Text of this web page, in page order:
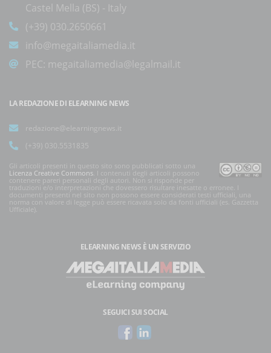
Castel Mella (BS) - Italy
(+39) 030.2650661
info@megaitaliamedia.it
PEC: megaitaliamedia@legalmail.it
LA REDAZIONE DI ELEARNING NEWS
redazione@elearningnews.it
(+39) 030.5531835
Gli articoli presenti in questo sito sono pubblicati sotto una
Licenza Creative Commons . I contenuti degli articoli possono
contenere pareri personali degli autori. Non si risponde per
traduzioni e/o interpretazioni che dovessero risultare inesatte o erronee. I
documenti presenti nel sito non possono essere considerati testi ufficiali, una
norma con valore di legge può essere ricavata solo da fonti ufficiali (es. Gazzetta
Ufficiale).
ELEARNING NEWS È UN SERVIZIO
SEGUICI SUI SOCIAL